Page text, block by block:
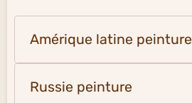
Amérique latine peinture
Russie peinture